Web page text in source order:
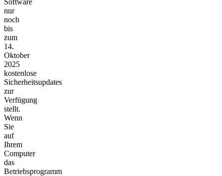
nur
noch
bis
zum
14.
Oktober
2025
kostenlose
Sicherheitsupdates
zur
Verfügung
stellt.
Wenn
Sie
auf
Ihrem
Computer
das
Betriebsprogramm